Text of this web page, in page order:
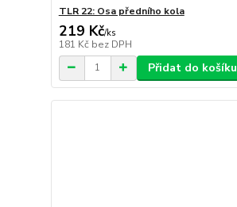
TLR 22: Osa předního kola
219 Kč/ks
181 Kč bez DPH
Přidat do košíku